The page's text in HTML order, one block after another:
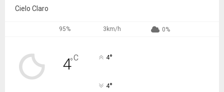
Cielo Claro
95% 3km/h 0%
4°C 4°
4°